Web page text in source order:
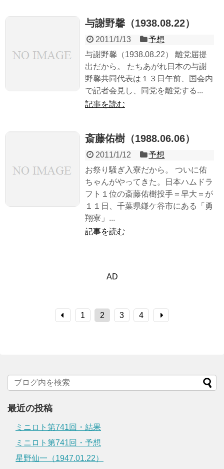
与謝野馨（1938.08.22）
2011/1/13
予想
与謝野馨（1938.08.22） 離党届提
出だから。 たちあがれ日本の与謝
野馨共同代表は１３日午前、国会内
で記者会見し、同党を離党する...
記事を読む
斎藤佑樹（1988.06.06）
2011/1/12
予想
お祭り騒ぎ入寮だから。 ついに佑
ちゃんがやってきた。日本ハムドラ
フト１位の斎藤佑樹投手＝早大＝が
１１日、千葉県鎌ケ谷市にある「勇
翔寮」...
記事を読む
AD
1 2 3 4
最近の投稿
ミニロト第741回・結果
ミニロト第741回・予想
星野仙一（1947.01.22）